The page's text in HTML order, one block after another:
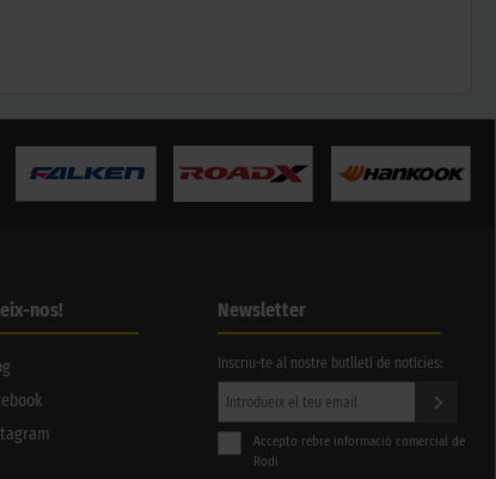
nos! Newsletter
Inscriu-te al nostre butlletí de notícies:
Accepto rebre informació comercial de
Rodi